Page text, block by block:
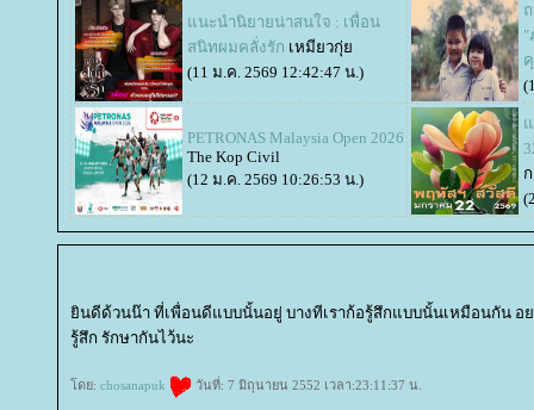
นะนำนิยายน่าสนใจ : เพื่อน
สนิทผมคลั่งรัก เหมียวกุ่
(11 ม.ค. 2569 12:42:47 น.)
"
PETRONAS Malaysia Open 2026
The Kop Civil
(12 ม.ค. 2569 10:26:53 น.)
นดีด้วนน๊า ที่เพื่อนดีแบบนั้นอยู่ บางทีเราก้อรู้สึกแบบนั้นเหมือนกัน อ
รู้สึก รักษากันไว้นะ
ดย: chosanapuk วันที่: 7 มิถุนายน 2552 เวลา:23:11:37 น.